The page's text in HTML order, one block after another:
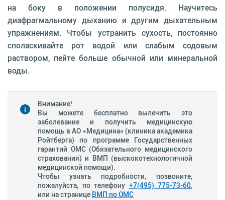
на боку в положении полусидя. Научитесь
диафрагмальному дыханию и другим дыхательным
упражнениям. Чтобы устранить сухость, постоянно
споласкивайте рот водой или слабым содовым
раствором, пейте больше обычной или минеральной
воды.
Внимание!
Вы можете бесплатно вылечить это
заболевание и получить медицинскую
помощь в АО «Медицина» (клиника академика
Ройтберга) по программе Государственных
гарантий ОМС (Обязательного медицинского
страхования) и ВМП (выскокотехнологичной
медицинской помощи).
Чтобы узнать подробности, позвоните,
пожалуйста, по телефону +7(495) 775-73-60,
или на странице ВМП по ОМС